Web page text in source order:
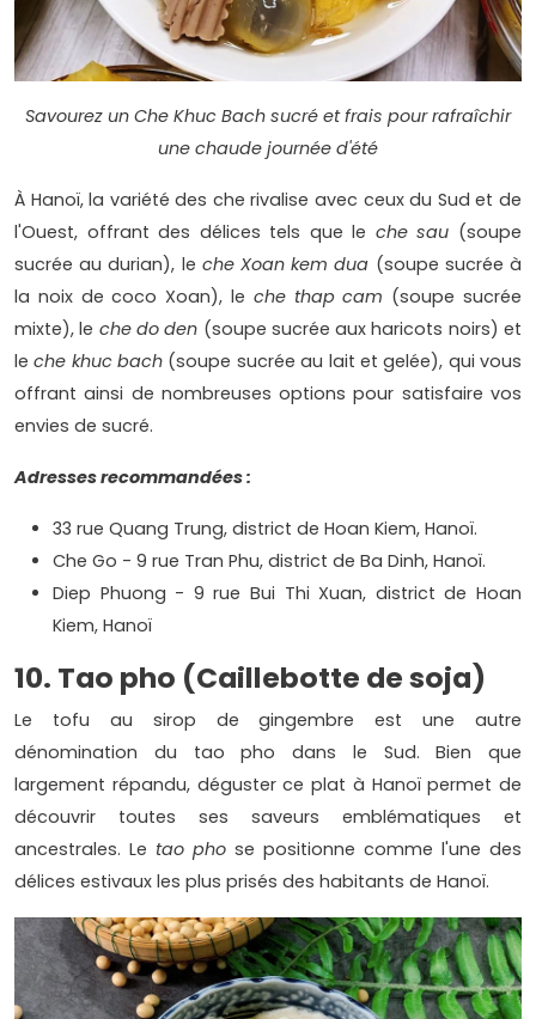
Savourez un Che Khuc Bach sucré et frais pour rafraîchir
une chaude journée d'été
À Hanoï, la variété des che rivalise avec ceux du Sud et de
l'Ouest, offrant des délices tels que le che sau (soupe
sucrée au durian), le che Xoan kem dua (soupe sucrée à
la noix de coco Xoan), le che thap cam (soupe sucrée
mixte), le che do den (soupe sucrée aux haricots noirs) et
leche khuc bach (soupe sucrée au lait et gelée), qui vous
offrant ainsi de nombreuses options pour satisfaire vos
envies de sucré.
Adresses recommandées :
33 rue Quang Trung, district de Hoan Kiem, Hanoï.
Che Go - 9 rue Tran Phu, district de Ba Dinh, Hanoï.
Diep Phuong - 9 rue Bui Thi Xuan, district de Hoan
Kiem, Hanoï
10. Tao pho (Caillebotte de soja)
Le tofu au sirop de gingembre est une autre
dénomination du tao pho dans le Sud. Bien que
largement répandu, déguster ce plat à Hanoï permet de
découvrir toutes ses saveurs emblématiques et
ancestrales. Le tao pho se positionne comme l'une des
délices estivaux les plus prisés des habitants de Hanoï.